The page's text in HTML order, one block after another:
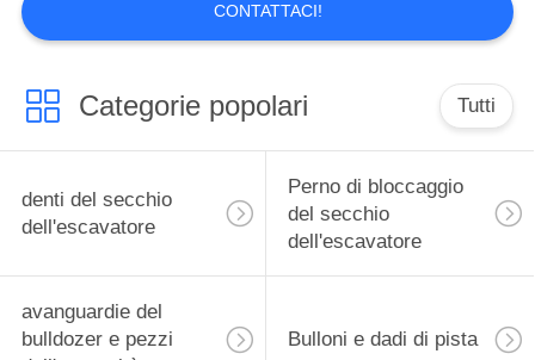
CONTATTACI!
Categorie popolari Tutti
denti del secchio
dell'escavatore
Perno di bloccaggio
del secchio
dell'escavatore
avanguardie del
bulldozer e pezzi
Bulloni e dadi di pista